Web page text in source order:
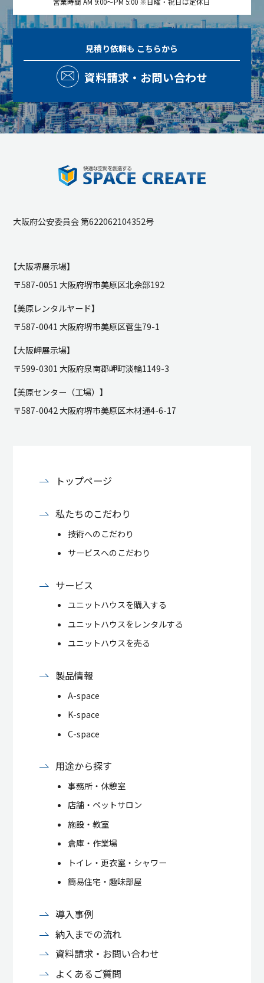
見積り依頼も こちらから
資料請求・お問い合わせ
大阪府公安委員会 第622062104352号
【大阪堺展示場】
〒587-0051 大阪府堺市美原区北余部192
【美原レンタルヤード】
〒587-0041 大阪府堺市美原区菅生79-1
【大阪岬展示場】
〒599-0301 大阪府泉南郡岬町淡輪1149-3
【美原センター（工場）】
〒587-0042 大阪府堺市美原区木材通4-6-17
トップページ
私たちのこだわり
技術へのこだわり
サービスへのこだわり
サービス
ユニットハウスを購入する
ユニットハウスをレンタルする
ユニットハウスを売る
製品情報
A-space
K-space
C-space
用途から探す
事務所・休憩室
店舗・ペットサロン
施設・教室
倉庫・作業場
トイレ・更衣室・シャワー
簡易住宅・趣味部屋
導入事例
納入までの流れ
資料請求・お問い合わせ
よくあるご質問